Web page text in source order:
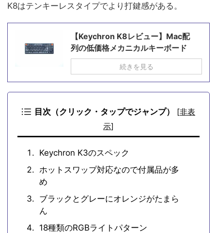
K8はテンキーレスタイプでより打鍵感がある。
【Keychron K8レビュー】Mac配
列の低価格メカニカルキーボード
続きを見る
目次（クリック・タップでジャンプ） [非表
示]
Keychron K3のスペック
ホットスワップ対応なので付属品が多
め
ブラックとグレーにオレンジがたまら
ん
18種類のRGBライトパターン